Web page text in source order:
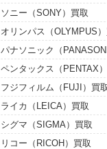
ソニー（SONY）買取
オリンパス（OLYMPUS
パナソニック（
ペンタックス（PENTAX
フジフィルム（FUJI）買取
ライカ（LEICA）買取
シグマ（SIGMA）買取
リコー（RICOH）買取